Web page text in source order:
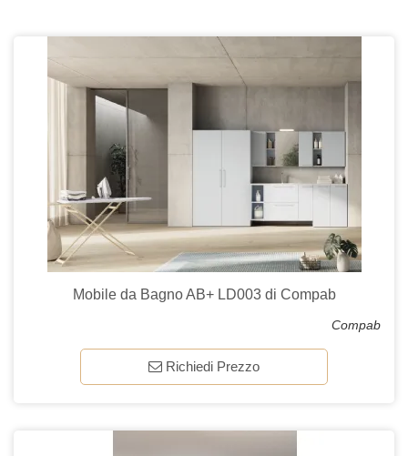
Mobile da Bagno AB+ LD003 di Compab
Compab
Richiedi Prezzo